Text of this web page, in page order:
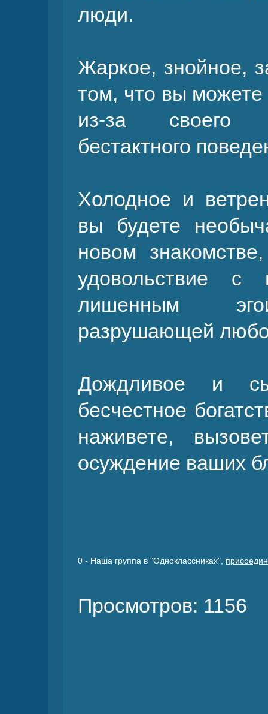
люди.
Жаркое, знойное,
том, что вы можете
из-за своего
бестактного
Холодное и
вы будете
новом
удовольствие
лишенным
разрушающей
Дождливое и
бесчестное
наживете,
осуждение ваших
0 - Наша группа в "Одноклассниках",
Просмотров: 1156